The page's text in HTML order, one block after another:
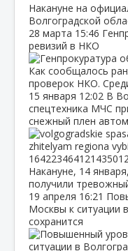
Накануне на
Волгоградской
28 марта 15:46
ревизий в НКО
Как сообщалось
проверок НКО.
15 января 12:02 В
спецтехника МЧС
снежный плен
Накануне, 14
получили
19 апреля 16:21
Москвы к ситуации
сохранится